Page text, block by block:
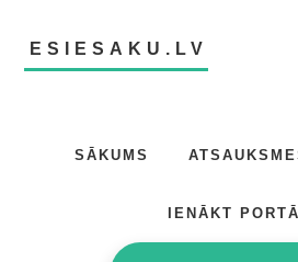
main
footerESIESAKU.LV
SĀKUMS
IENĀKT